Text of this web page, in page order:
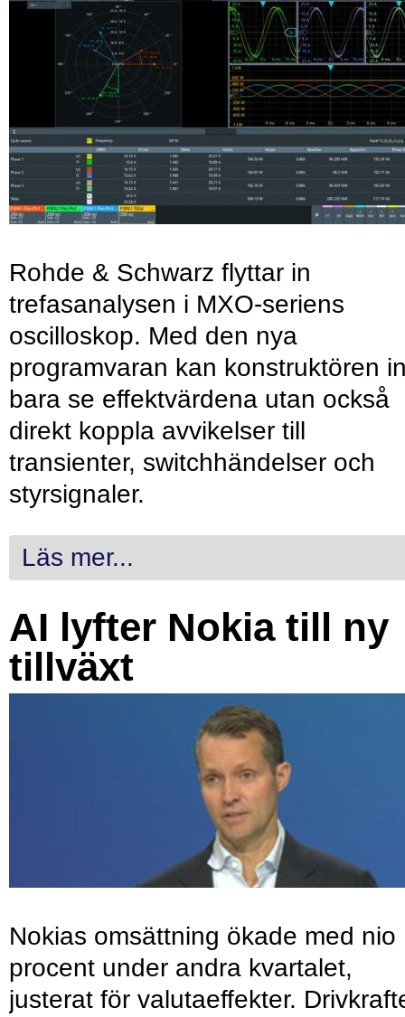
Rohde & Schwarz flyttar in
trefasanalysen i MXO-seriens
oscilloskop. Med den nya
programvaran kan konstruktören
bara se effektvärdena utan också
direkt koppla avvikelser till
transienter, switchhändelser och
styrsignaler.
Läs mer...
AI lyfter Nokia till ny
tillväxt
Nokias omsättning ökade med nio
procent under andra kvartalet,
justerat för valutaeffekter.